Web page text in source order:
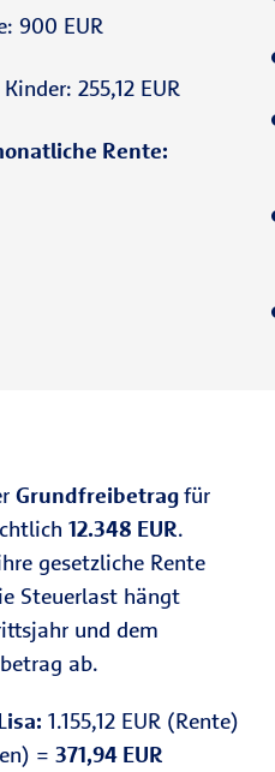
900 EUR
255,12 EUR
Rente:
Grundfreibetragfür
12.348 EUR.
gesetzliche Rente
Steuerlast hängt
und dem
ab.
1.155,12 EUR (Rente)
= 371,94 EUR